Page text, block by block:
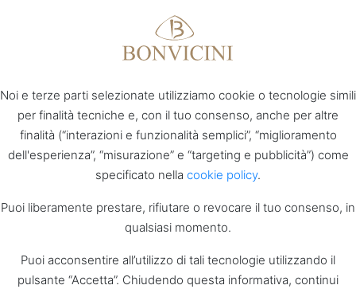
Noi e terze parti selezionate utilizziamo cookie o tecnologie simili
per finalità tecniche e, con il tuo consenso, anche per altre
finalità (“interazioni e funzionalità semplici”, “miglioramento
dell'esperienza”, “misurazione” e “targeting e pubblicità”) come
specificato nella cookie policy.
Puoi liberamente prestare, rifiutare o revocare il tuo consenso, in
qualsiasi momento.
Puoi acconsentire all’utilizzo di tali tecnologie utilizzando il
pulsante “Accetta”. Chiudendo questa informativa, continui